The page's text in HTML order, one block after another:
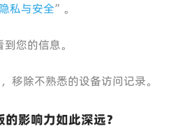
隐私与安全”。
您的信息。
移除不熟悉的设备访问记录。
影响力如此深远？